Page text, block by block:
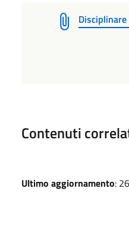
Contenuti
Ultimo aggiornamento: